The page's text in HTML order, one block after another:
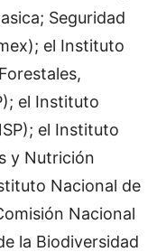
Seguridad
el Instituto
el Instituto
el Instituto
y Nutrición
Nacional de
Nacional
la Biodiversidad